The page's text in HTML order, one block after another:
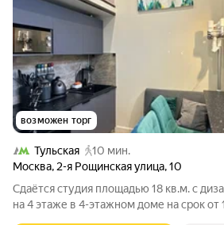
возможен торг
Тульская
10 мин.
Москва, 2-я Рощинская улица,10
Сдаётся студия площадью 18 кв.м. с
на 4 этаже в 4-этажном доме на срок от